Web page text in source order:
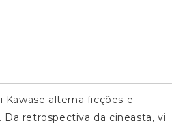
Kawase alterna ficções e
retrospectiva da cineasta, vi